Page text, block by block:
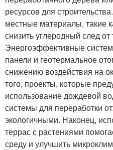
ресурсов для
местные материалы, такие
снизить углеродный след
Энергоэффективные
панели и геотермальное
снижению воздействия на
того, проекты, которые
использование дождевой
системы для переработки
экологичными. Наконец,
террас с растениями
среду и улучшить